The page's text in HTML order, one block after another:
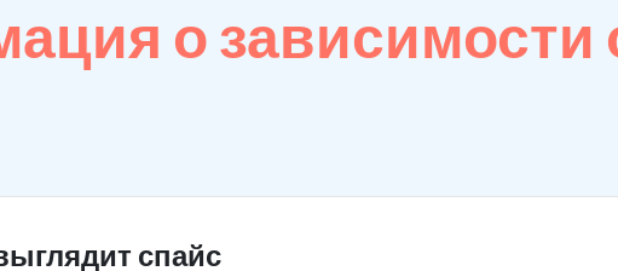
о зависимости
спайс